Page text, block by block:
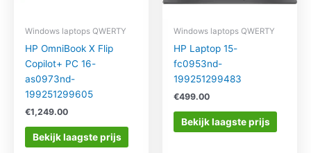
Windows laptops QWERTY
HP OmniBook X Flip
Copilot+ PC 16-
as0973nd-
199251299605
€1,249.00
Bekijk laagste prijs
Windows laptops QWERTY
HP Laptop 15-
fc0953nd-
199251299483
€499.00
Bekijk laagste prijs